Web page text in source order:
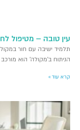
עין טובה – מטיפול
תלמיד ישיבה עם חור
הניתוח ב'מקולה' הוא מורכב
קרא עוד »